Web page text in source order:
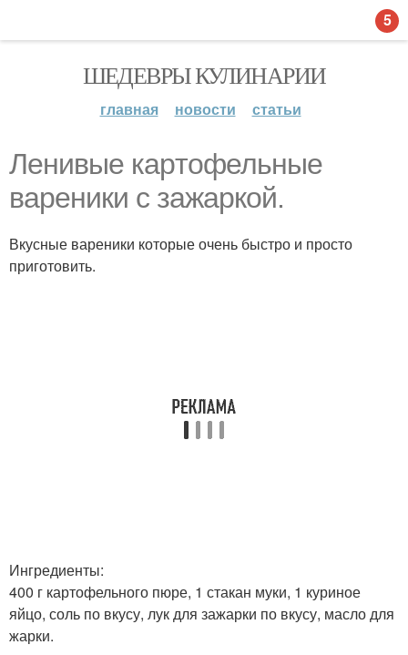
ШЕДЕВРЫ КУЛИНАРИИ
главная новости статьи
Ленивые каpтофельные
ваpеники с зажаркой.
Вкусные вареники которые очень быстро и просто
приготовить.
Ингредиенты:
400 г картофельного пюре, 1 стакан муки, 1 куриное
яйцо, соль по вкусу, лук для зажарки по вкусу, масло для
жарки.
5